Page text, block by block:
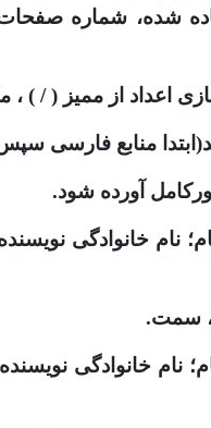
شده، شماره
آورده شود.
نام خانوادگی
سمت.
نام خانوادگی